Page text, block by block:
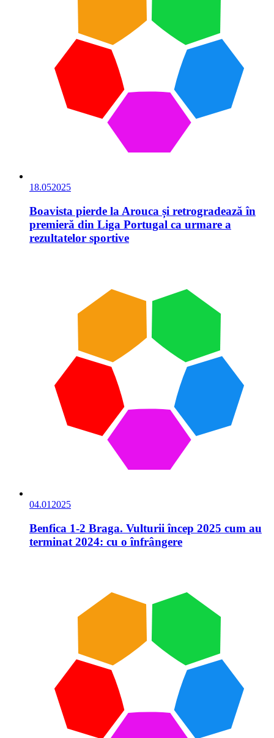
18.052025
Boavista pierde la Arouca și retrogradează în
premieră din Liga Portugal ca urmare a
rezultatelor sportive
04.01 2025
Benfica 1-2 Braga. Vulturii încep 2025 cum au
terminat 2024: cu o înfrângere